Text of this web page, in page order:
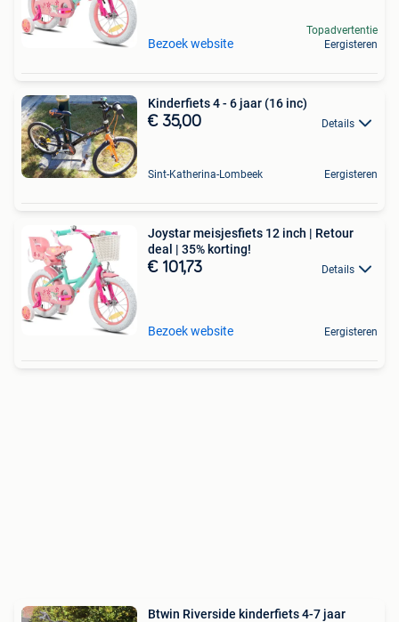
Bezoek website
Topadvertentie
Eergisteren
Kinderfiets 4 - 6 jaar (16 inc)
€ 35,00 Details
Sint-Katherina-Lombeek Eergisteren
Joystar meisjesfiets 12 inch | Retour
deal | 35% korting!
€ 101,73 Details
Bezoek website Eergisteren
Btwin Riverside kinderfiets 4-7 jaar